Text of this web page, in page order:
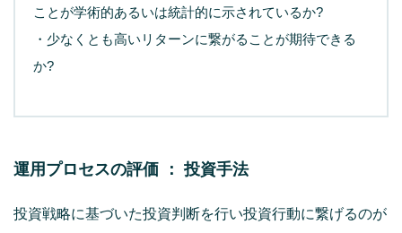
ことが学術的あるいは統計的に示されているか?
・少なくとも高いリターンに繋がることが期待できる
か?
運用プロセスの評価 ： 投資手法
投資戦略に基づいた投資判断を行い投資行動に繋げるのが